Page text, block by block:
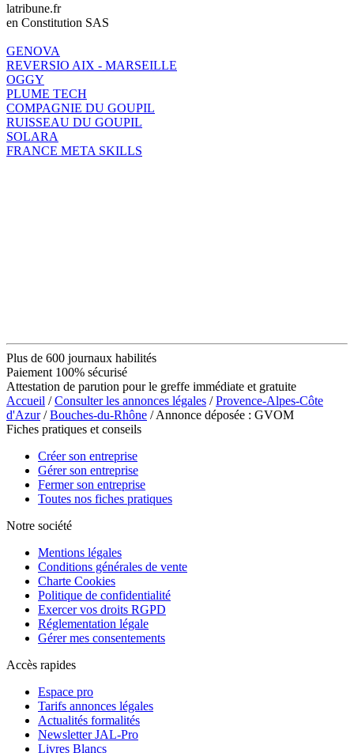
latribune.fr
en Constitution SAS
GENOVA
REVERSIO AIX - MARSEILLE
OGGY
PLUME TECH
COMPAGNIE DU GOUPIL
RUISSEAU DU GOUPIL
SOLARA
FRANCE META SKILLS
Plus de 600 journaux habilités
Paiement 100% sécurisé
Attestation de parution pour le greffe immédiate et gratuite
Accueil /Consulter les annonces légales /Provence-Alpes-Côte
d'Azur/Bouches-du-Rhône / Annonce déposée : GVOM
Fiches pratiques et conseils
Créer son entreprise
Gérer son entreprise
Fermer son entreprise
Toutes nos fiches pratiques
Notre société
Mentions légales
Conditions générales de vente
Charte Cookies
Politique de confidentialité
Exercer vos droits RGPD
Réglementation légale
Gérer mes consentements
Accès rapides
Espace pro
Tarifs annonces légales
Actualités formalités
Newsletter JAL-Pro
Livres Blancs